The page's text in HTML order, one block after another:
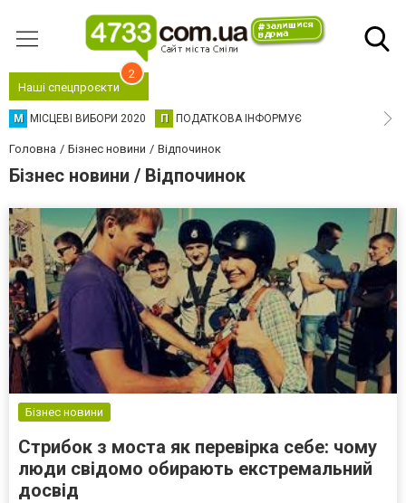
Наші спецпроєкти
2
М МІСЦЕВІ ВИБОРИ 2020 П ПОДАТКОВА ІНФОРМУЄ
Головна Бізнес новини Відпочинок
Бізнес новини / Відпочинок
Бізнес новини
Стрибок з моста як перевірка себе: чому
люди свідомо обирають екстремальний
досвід